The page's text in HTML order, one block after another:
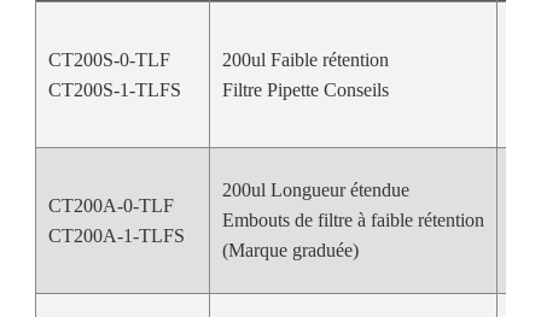
CT200S-0-TLF
CT200S-1-TLFS
200ul Faible rétention
Filtre Pipette Conseils
CT200A-0-TLF
CT200A-1-TLFS
200ul Longueur étendue
Embouts de filtre à faible rétention
(Marque graduée)